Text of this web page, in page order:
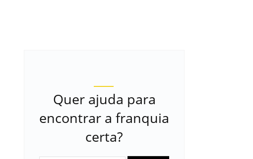
Quer ajuda para
encontrar a franquia
certa?